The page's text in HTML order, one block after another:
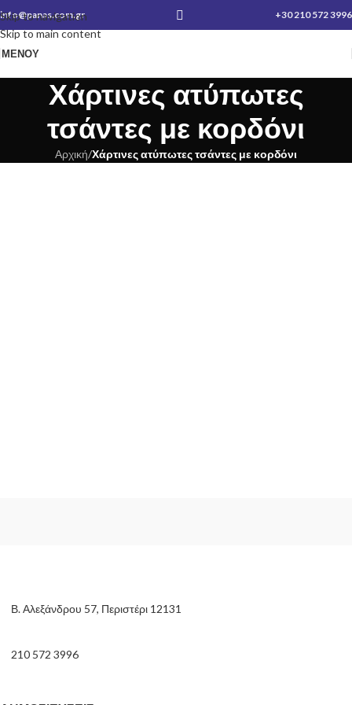
Skip to navigation
Skip to main content
info@panas.com.gr +30 210 572 3996
ΜΕΝΟΎ
Χάρτινες ατύπωτες
τσάντες με κορδόνι
Αρχική/Χάρτινες ατύπωτες τσάντες με κορδόνι
Β. Αλεξάνδρου 57, Περιστέρι 12131
210 572 3996